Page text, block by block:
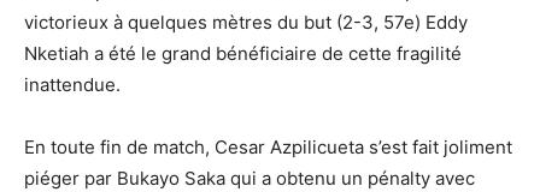
victorieux à quelques mètres du but (2-3, 57e) Eddy
Nketiah a été le grand bénéficiaire de cette fragilité
inattendue.
En toute fin de match, Cesar Azpilicueta s’est fait joliment
piéger par Bukayo Saka qui a obtenu un pénalty avec